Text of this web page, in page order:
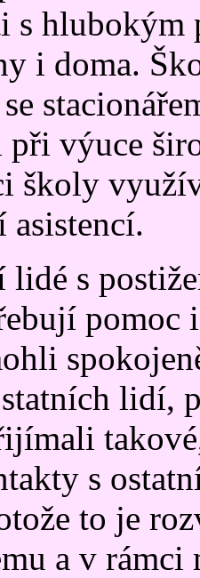
s hlubokým
i doma.
výuce
školy
asistencí.
s
pomoc
lidí,
s
to je
a v rámci